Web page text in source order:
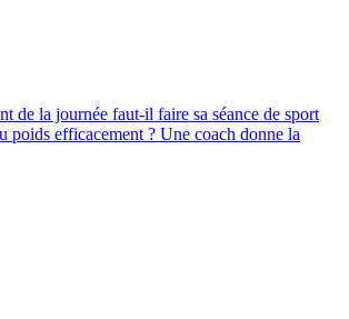
de la journée faut-il faire sa séance de sport
poids efficacement ? Une coach donne la